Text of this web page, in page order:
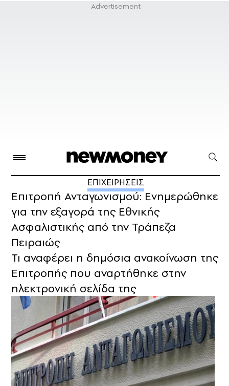
ΕΠΙΧΕΙΡΗΣΕΙΣ
Επιτροπή Ανταγωνισμού: Ενημερώθηκε
για την εξαγορά της Εθνικής
Ασφαλιστικής από την Τράπεζα
Πειραιώς
Τι αναφέρει η δημόσια ανακοίνωση της
Επιτροπής που αναρτήθηκε στην
ηλεκτρονική σελίδα της